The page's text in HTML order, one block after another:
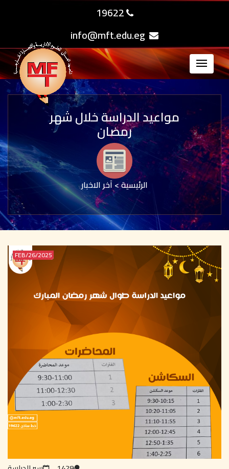
19622
مواعيد الدراسة خلال شهر
رمضان
الرئيسية>آخر الاخبار
2025/FEB/26